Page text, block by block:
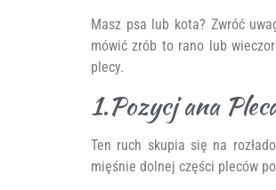
Masz psa lub kota? Zwróć
mówić zrób to rano lub
plecy.
1.Pozycj ana
Ten ruch skupia się na
mięśnie dolnej części pleców